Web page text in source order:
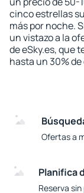
cinco estrellas
más por noche.
un vistazo a la
de eSky.es, que
hasta un 30%
Ofertas a
Planifica
Reserva